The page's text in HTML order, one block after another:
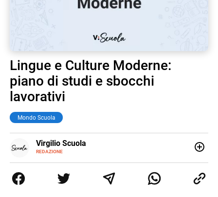
Lingue e Culture Moderne:
piano di studi e sbocchi
lavorativi
Mondo Scuola
Virgilio Scuola
REDAZIONE
E-
MAIL
INSTAGRAM
SITI
nell’apprendimento gli studenti di ogni ordine e grado
scolastico: un hub dedicato non solo giovani studenti, ma